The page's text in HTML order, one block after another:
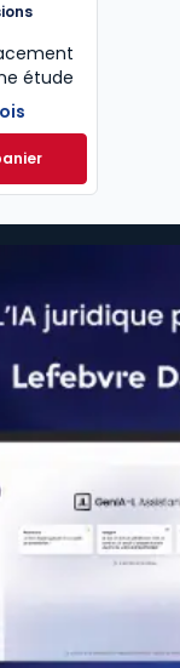
étude
Professions